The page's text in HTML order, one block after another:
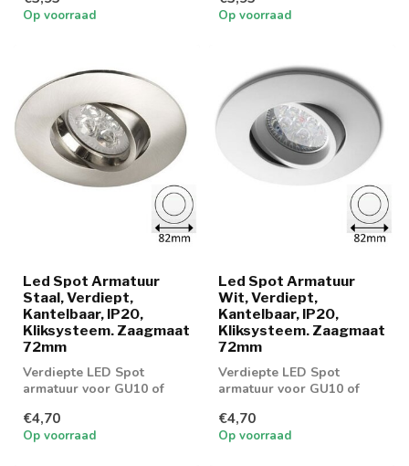
Op voorraad Op voorraad
Led Spot Armatuur
Staal, Verdiept,
Kantelbaar, IP20,
Kliksysteem. Zaagmaat
72mm
Verdiepte LED Spot
armatuur voor GU10 of
€4,70
Op voorraad
Led Spot Armatuur
Wit, Verdiept,
Kantelbaar, IP20,
Kliksysteem. Zaagmaat
72mm
Verdiepte LED Spot
armatuur voor GU10 of
€4,70
Op voorraad